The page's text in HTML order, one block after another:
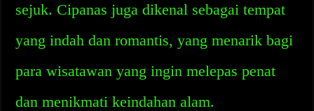
sejuk. Cipanas juga dikenal sebagai tempat
yang indah dan romantis, yang menarik bagi
para wisatawan yang ingin melepas penat
dan menikmati keindahan alam.